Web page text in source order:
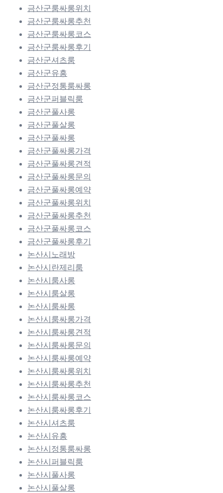
금산군룸싸롱위치
금산군룸싸롱추천
금산군룸싸롱코스
금산군룸싸롱후기
금산군셔츠룸
금산군유흥
금산군정통룸싸롱
금산군퍼블릭룸
금산군풀사롱
금산군풀살롱
금산군풀싸롱
금산군풀싸롱가격
금산군풀싸롱견적
금산군풀싸롱문의
금산군풀싸롱예약
금산군풀싸롱위치
금산군풀싸롱추천
금산군풀싸롱코스
금산군풀싸롱후기
논산시노래방
논산시란제리룸
논산시룸사롱
논산시룸살롱
논산시룸싸롱
논산시룸싸롱가격
논산시룸싸롱견적
논산시룸싸롱문의
논산시룸싸롱예약
논산시룸싸롱위치
논산시룸싸롱추천
논산시룸싸롱코스
논산시룸싸롱후기
논산시셔츠룸
논산시유흥
논산시정통룸싸롱
논산시퍼블릭룸
논산시풀사롱
논산시풀살롱